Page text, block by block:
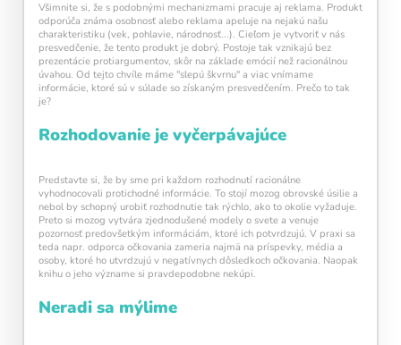
1 2 3 4 5
Všimnite si, že s podobnými mechanizmami pracuje aj reklama. Produkt
odporúča známa osobnosť alebo reklama apeluje na nejakú našu
charakteristiku (vek, pohlavie, národnosť...). Cieľom je vytvoriť v nás
presvedčenie, že tento produkt je dobrý. Postoje tak vznikajú bez
prezentácie protiargumentov, skôr na základe emócií než racionálnou
úvahou. Od tejto chvíle máme "slepú škvrnu" a viac vnímame
informácie, ktoré sú v súlade so získaným presvedčením. Prečo to tak
je?
Rozhodovanie je vyčerpávajúce
Predstavte si, že by sme pri každom rozhodnutí racionálne
vyhodnocovali protichodné informácie. To stojí mozog obrovské úsilie a
nebol by schopný urobiť rozhodnutie tak rýchlo, ako to okolie vyžaduje.
Preto si mozog vytvára zjednodušené modely o svete a venuje
pozornosť predovšetkým informáciám, ktoré ich potvrdzujú. V praxi sa
teda napr. odporca očkovania zameria najmä na príspevky, média a
osoby, ktoré ho utvrdzujú v negatívnych dôsledkoch očkovania. Naopak
knihu o jeho význame si pravdepodobne nekúpi.
Neradi sa mýlime